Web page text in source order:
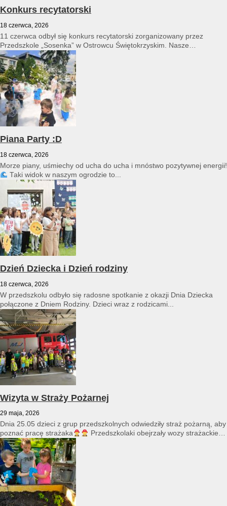
Konkurs recytatorski
18 czerwca, 2026
11 czerwca odbył się konkurs recytatorski zorganizowany przez
Przedszkole „Sosenka” w Ostrowcu Świętokrzyskim. Nasze
przedszkole reprezentował Franciszek Karpiński...
Piana Party :D
18 czerwca, 2026
Morze piany, uśmiechy od ucha do ucha i mnóstwo pozytywnej energii!
Taki widok w naszym ogrodzie to...
Dzień Dziecka i Dzień rodziny
18 czerwca, 2026
W przedszkolu odbyło się radosne spotkanie z okazji Dnia Dziecka
połączone z Dniem Rodziny. Dzieci wraz z rodzicami...
Wizyta w Straży Pożarnej
29 maja, 2026
Dnia 25.05 dzieci z grup przedszkolnych odwiedziły straż pożarną, aby
poznać pracę strażaka
Przedszkolaki obejrzały wozy strażackie
i...